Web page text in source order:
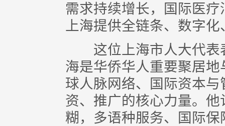
需求持续增长，国际医
上海提供全链条、数字
这位上海市人大代表
海是华侨华人重要聚居
球人脉网络、国际资本
资、推广的核心力量。
糊，多语种服务、国际